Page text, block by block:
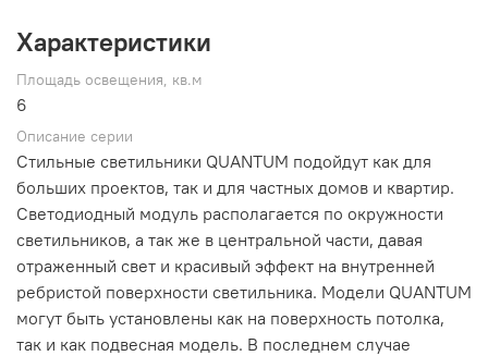
Характеристики
Площадь освещения, кв.м
6
Описание серии
Стильные светильники QUANTUM подойдут как для
больших проектов, так и для частных домов и квартир.
Светодиодный модуль располагается по окружности
светильников, а так же в центральной части, давая
отраженный свет и красивый эффект на внутренней
ребристой поверхности светильника. Модели QUANTUM
могут быть установлены как на поверхность потолка,
так и как подвесная модель. В последнем случае